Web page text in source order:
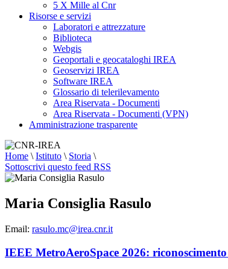
5 X Mille al Cnr
Risorse e servizi
Laboratori e attrezzature
Biblioteca
Webgis
Geoportali e geocataloghi IREA
Geoservizi IREA
Software IREA
Glossario di telerilevamento
Area Riservata - Documenti
Area Riservata - Documenti (VPN)
Amministrazione trasparente
Home \ Istituto \ Storia \
Sottoscrivi questo feed RSS
Maria Consiglia Rasulo
Email: rasulo.mc@irea.cnr.it
IEEE MetroAeroSpace 2026: